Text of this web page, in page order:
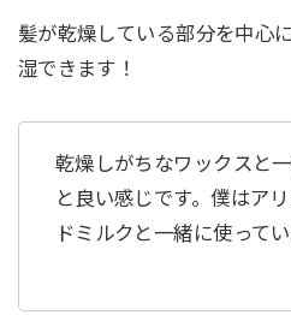
髪が乾燥している部分を中心
湿できます！
乾燥しがちなワックスと
と良い感じです。僕はア
ドミルクと一緒に使ってい